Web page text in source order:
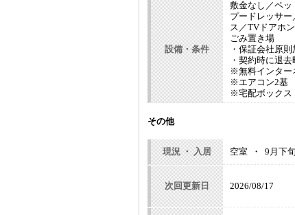
設備・条件
敷金なし／ペ
プードレッサ
ス／TVドアホ
ごみ置き場
・保証会社原
・契約時に退
※無料インター
※エアコン2基
※宅配ボックス
その他
現況 ・ 入居 空室 ・ 9月下旬
次回更新日 2026/08/17